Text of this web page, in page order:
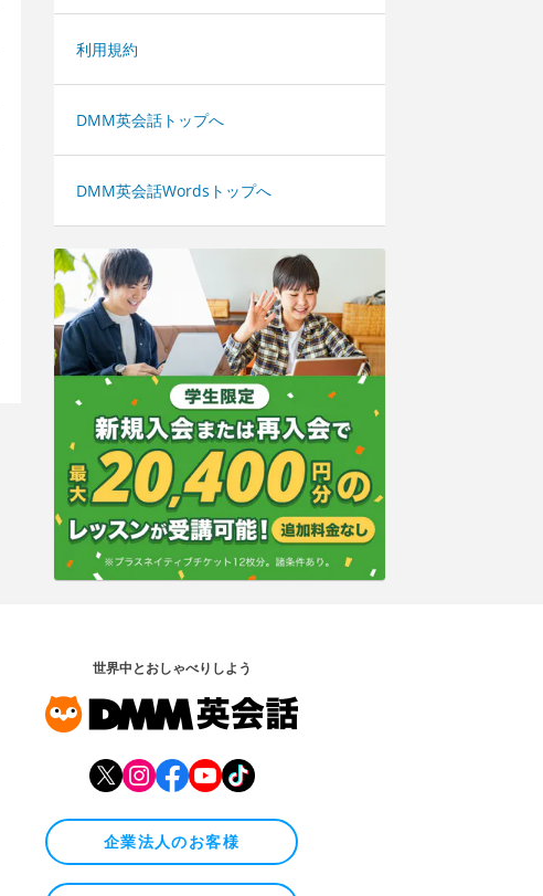
利用規約
DMM英会話トップへ
DMM英会話Wordsトップへ
世界中とおしゃべりしよう
企業法人のお客様